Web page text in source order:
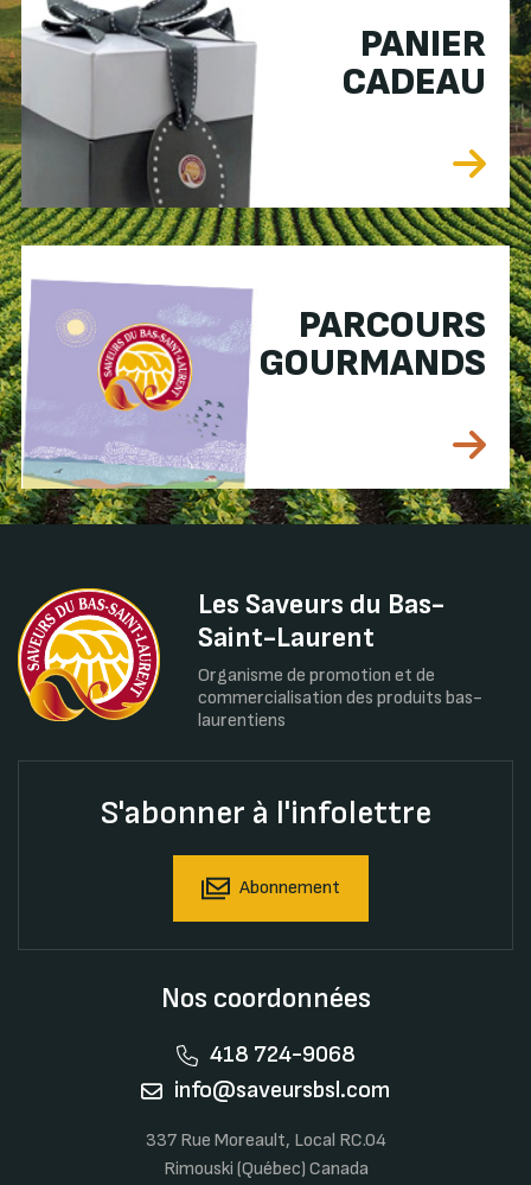
PANIER
CADEAU
PARCOURS
GOURMANDS
Les Saveurs du Bas-
Saint-Laurent
Organisme de promotion et de
commercialisation des produits bas-
laurentiens
S'abonner à l'infolettre
Abonnement
Nos coordonnées
418 724-9068
info@saveursbsl.com
337 Rue Moreault, Local RC.04
Rimouski (Québec) Canada